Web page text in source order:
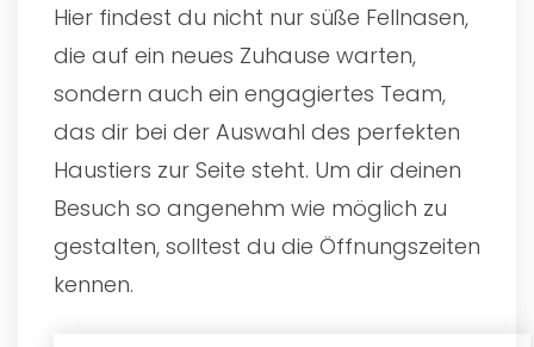
Hier findest du nicht nur süße Fellnasen,
die auf ein neues Zuhause warten,
sondern auch ein engagiertes Team,
das dir bei der Auswahl des perfekten
Haustiers zur Seite steht. Um dir deinen
Besuch so angenehm wie möglich zu
gestalten, solltest du die Öffnungszeiten
kennen.